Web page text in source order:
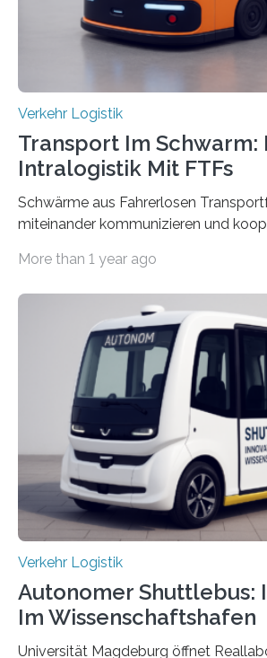
Mai 2025…
Verkehr Logistik
Transport Im Schwarm:
Intralogistik Mit FTFs
Schwärme aus Fahrerlosen
miteinander kommunizieren und
An dieser innovativen Idee arbeiten
das Fraunhofer Institut für Integrierte
die kommunikationstechnische
untersucht das IPH – Institut für
Hannover gGmbH anhand von
Materialflusssimulationen, ob die
effizienter ist als die zentrale
das IPH noch Unternehmen, die
am realen Beispiel ihrer Fabrik…
More than 1 year ago
Verkehr Logistik
Autonomer Shuttlebus:
Im Wissenschaftshafen
Universität Magdeburg öffnet